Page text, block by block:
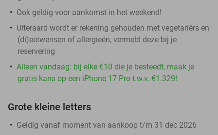
Ook geldig voor aankomst in het weekend!
Uiteraard wordt er rekening gehouden met vegetariërs en
(di)eetwensen of allergieën, vermeld deze bij je
reservering
Alleen vandaag: bij elke €10 die je besteedt, maak je
gratis kans op een iPhone 17 Pro t.w.v. €1.329!
Grote kleine letters
Geldig vanaf moment van aankoop t/m 31 dec 2026